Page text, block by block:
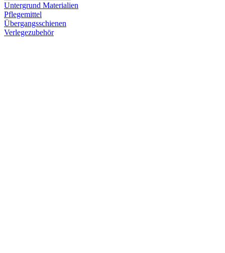
Untergrund Materialien
Pflegemittel
Übergangsschienen
Verlegezubehör